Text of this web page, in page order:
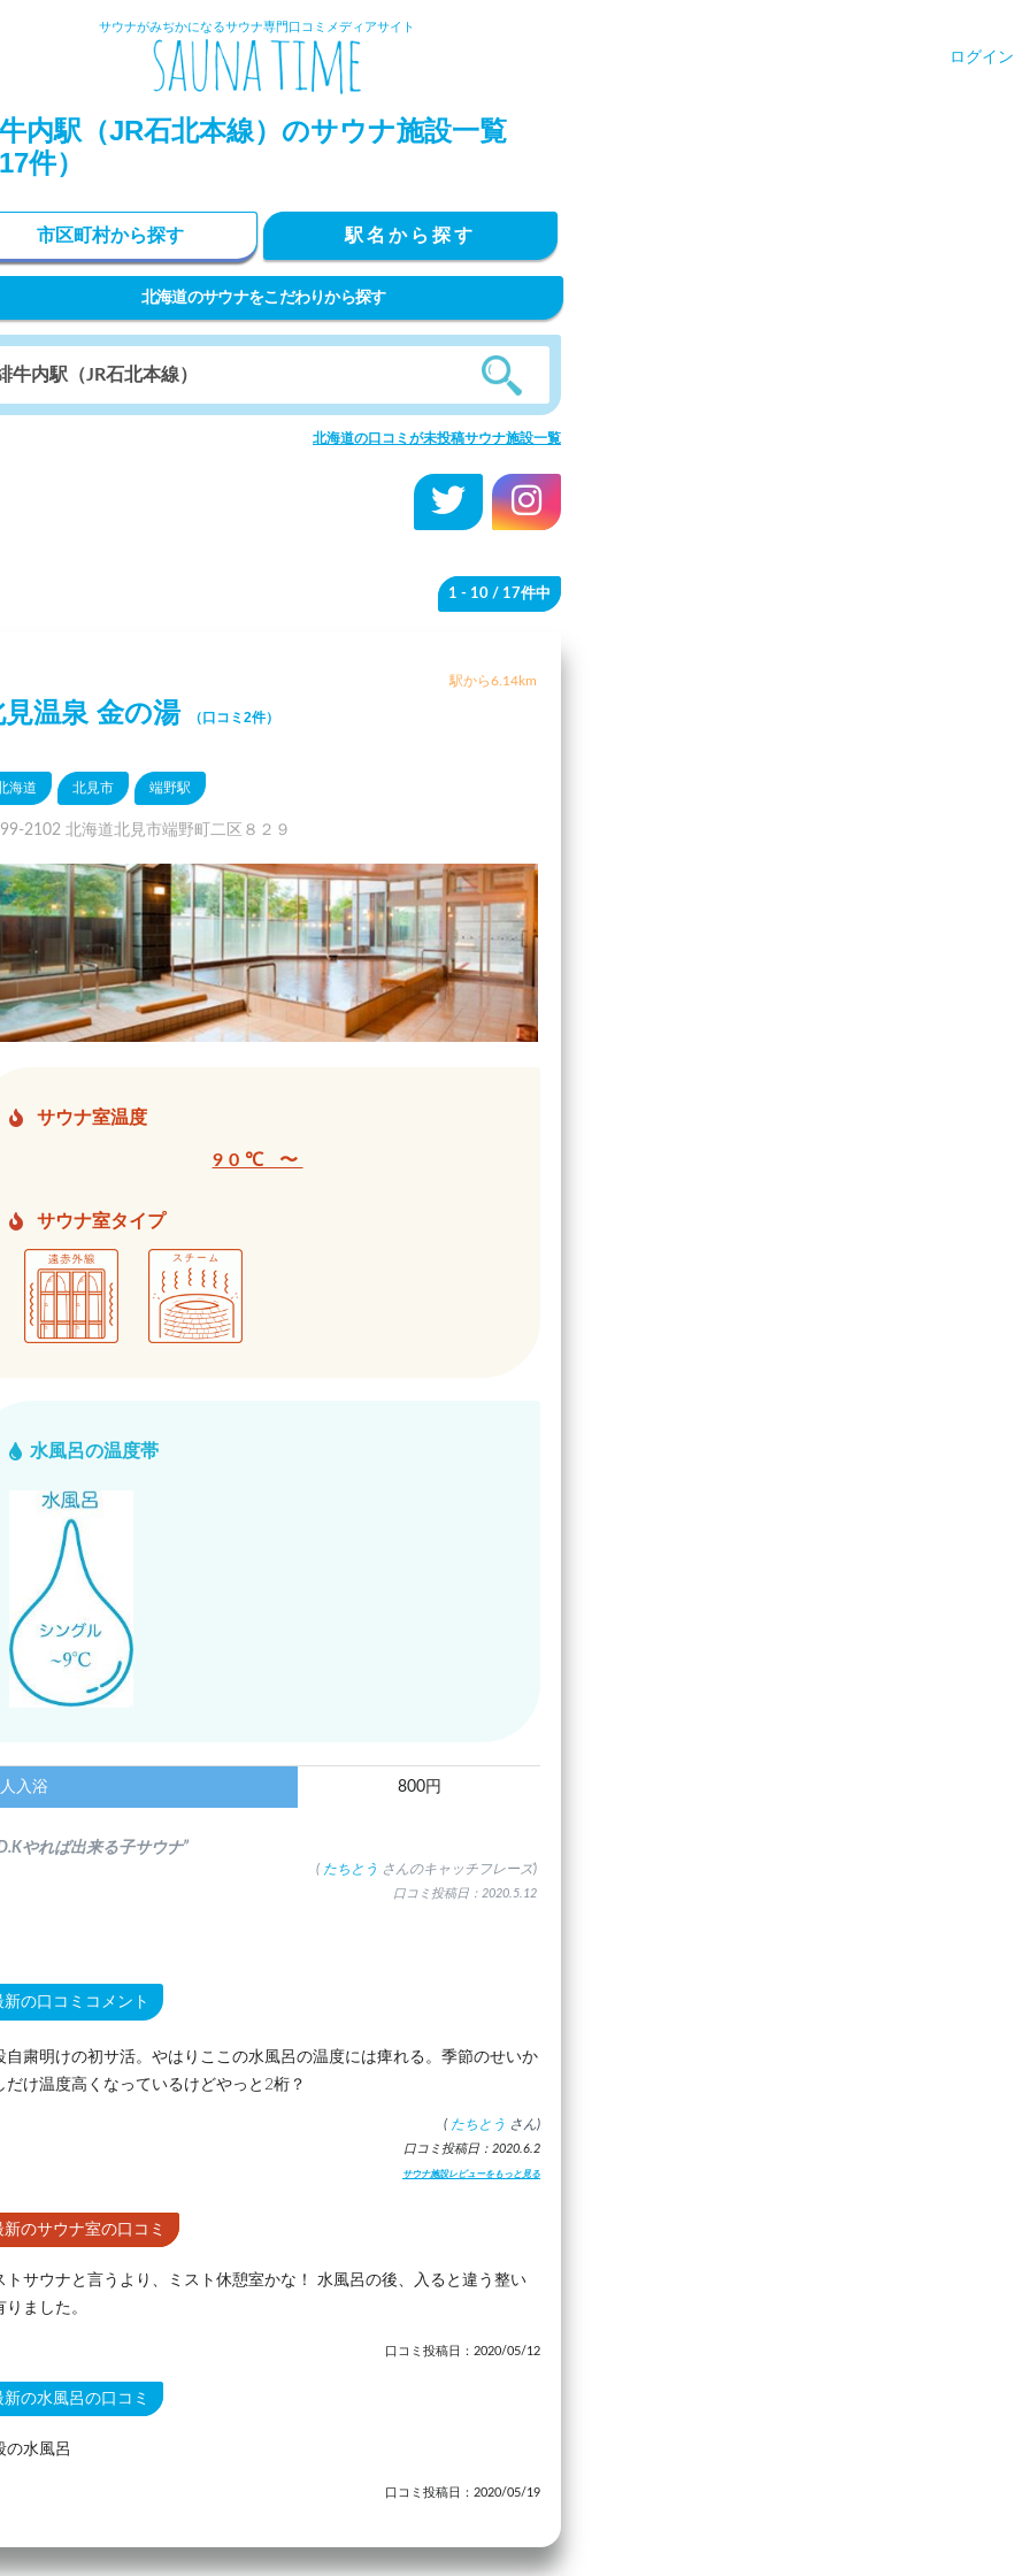
サウナがみぢかになるサウナ専門口コミメディアサイト
ログイン
内駅（JR石北本線）のサウナ施設一覧
件）
市区町村から探す 駅名から探す
北海道のサウナをこだわりから探す
北海道の口コミが未投稿サウナ施設一覧
1 - 10 / 17件中
駅から6.14km
見温泉 金の湯 （口コミ2件）
海道 北見市 端野駅
2102 北海道北見市端野町二区８２９
サウナ室温度
90℃ 〜
サウナ室タイプ
水風呂の温度帯
入浴 800円
やれば出来る子サウナ”
( たちとう さんのキャッチフレーズ)
口コミ投稿日：2020.5.12
新の口コミコメント
自粛明けの初サ活。やはりここの水風呂の温度には痺れる。季節のせいか
だけ温度高くなっているけどやっと2桁？
( たちとう さん)
口コミ投稿日：2020.6.2
サウナ施設レビューをもっと見る
新のサウナ室の口コミ
トサウナと言うより、ミスト休憩室かな！ 水風呂の後、入ると違う整い
りました。
口コミ投稿日：2020/05/12
新の水風呂の口コミ
の水風呂
口コミ投稿日：2020/05/19